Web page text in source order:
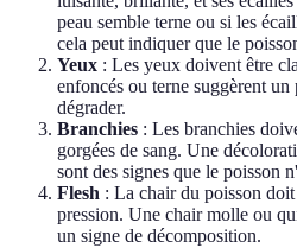
peau semble terne ou si les
cela peut indiquer que le
Yeux : Les yeux doivent être
enfoncés ou terne suggèrent
dégrader.
Branchies : Les branchies
gorgées de sang. Une
sont des signes que le poisson
Flesh : La chair du poisson
pression. Une chair molle ou
un signe de décomposition.